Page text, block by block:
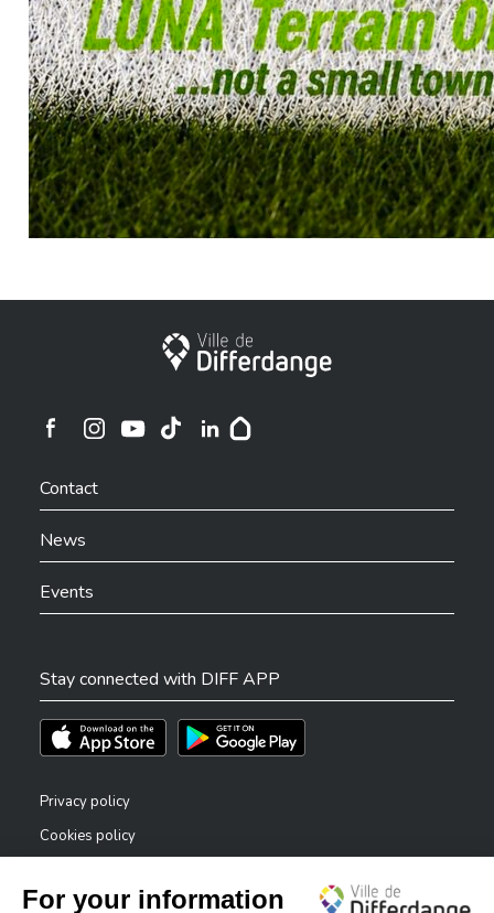
City of Differdange
Ville de Differdange sur Instagram
Contact
News
Events
Stay connected with DIFF APP
Téléchargez l'app sur l'App StoreTéléchargez l'app sur Play Store
Privacy policy
Cookies policy
Accessibility statement